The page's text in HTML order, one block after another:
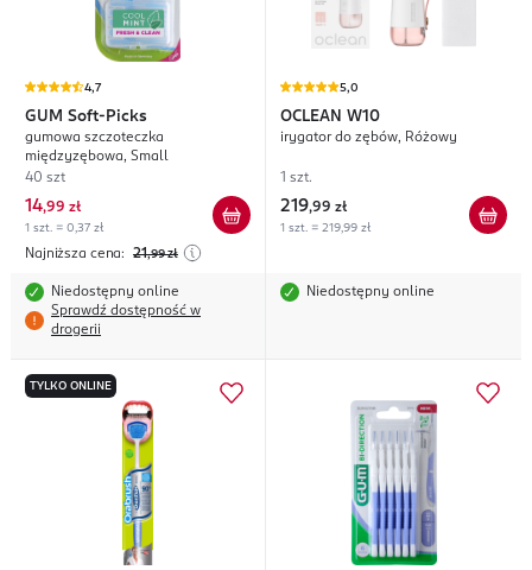
4,7
GUM Soft-Picks
gumowa szczoteczka
międzyzębowa, Small
40 szt
14,99 zł
1 szt. = 0,37 zł
Najniższa cena: 21,99 zł
Niedostępny online
Sprawdź dostępność w
drogerii
5,0
OCLEAN W10
irygator do zębów, Różowy
1 szt.
219,99 zł
1 szt. = 219,99 zł
Niedostępny online
TYLKO ONLINE